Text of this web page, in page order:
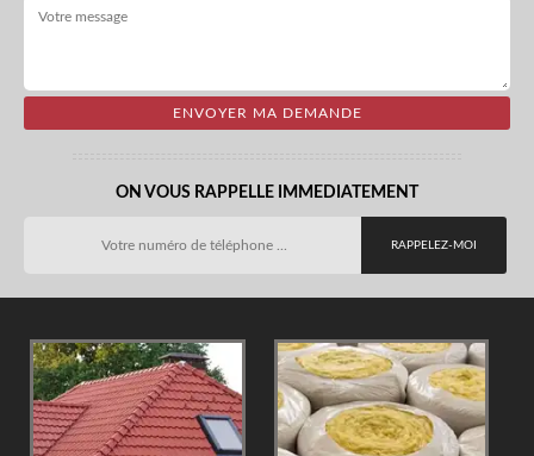
ON VOUS RAPPELLE IMMEDIATEMENT